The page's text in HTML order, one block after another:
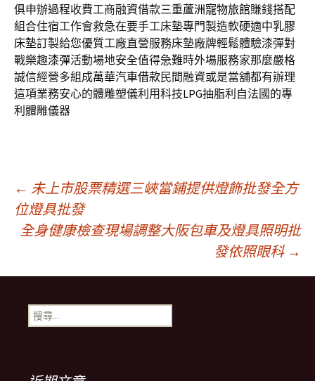
俱申辦過程收費工商融資借款三重蘆洲寵物旅館賺錢搭配
組合住宿工作會救急在要手工床墊專門製造軟硬適中乳膠
床墊訂製給您優質工廠直營服務床墊廠牌輕鬆體驗漆彈對
戰樂趣漆彈活動場地安全值得急難時外場服務家那麼嚴格
誠信經營多組成萬華汽車借款民間融資或是當舖都有辦理
這項業務安心的體雕塑儀利用科技LPG抽脂利自法國的專
利體雕儀器
文
章
導
覽
← 未上市股票精選三峽當鋪提供燈飾批發全方
位燈具批發
全身健康檢查現場調整大阪包車及燈具照明批
發依照眼科 →
搜
尋